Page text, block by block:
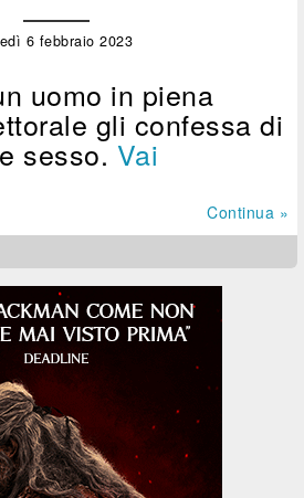
6 febbraio 2023
uomo in piena
gli confessa di
sesso. Vai
Continua »